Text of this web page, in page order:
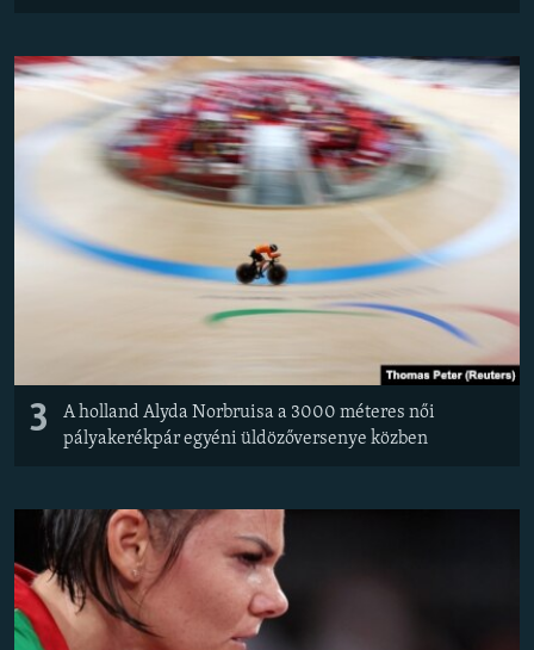
3
A holland Alyda Norbruisa a 3000 méteres női
pályakerékpár egyéni üldözőversenye közben